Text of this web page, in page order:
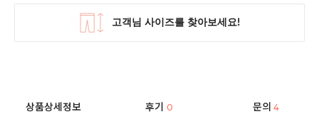
상품상세정보 후기0 문의 4